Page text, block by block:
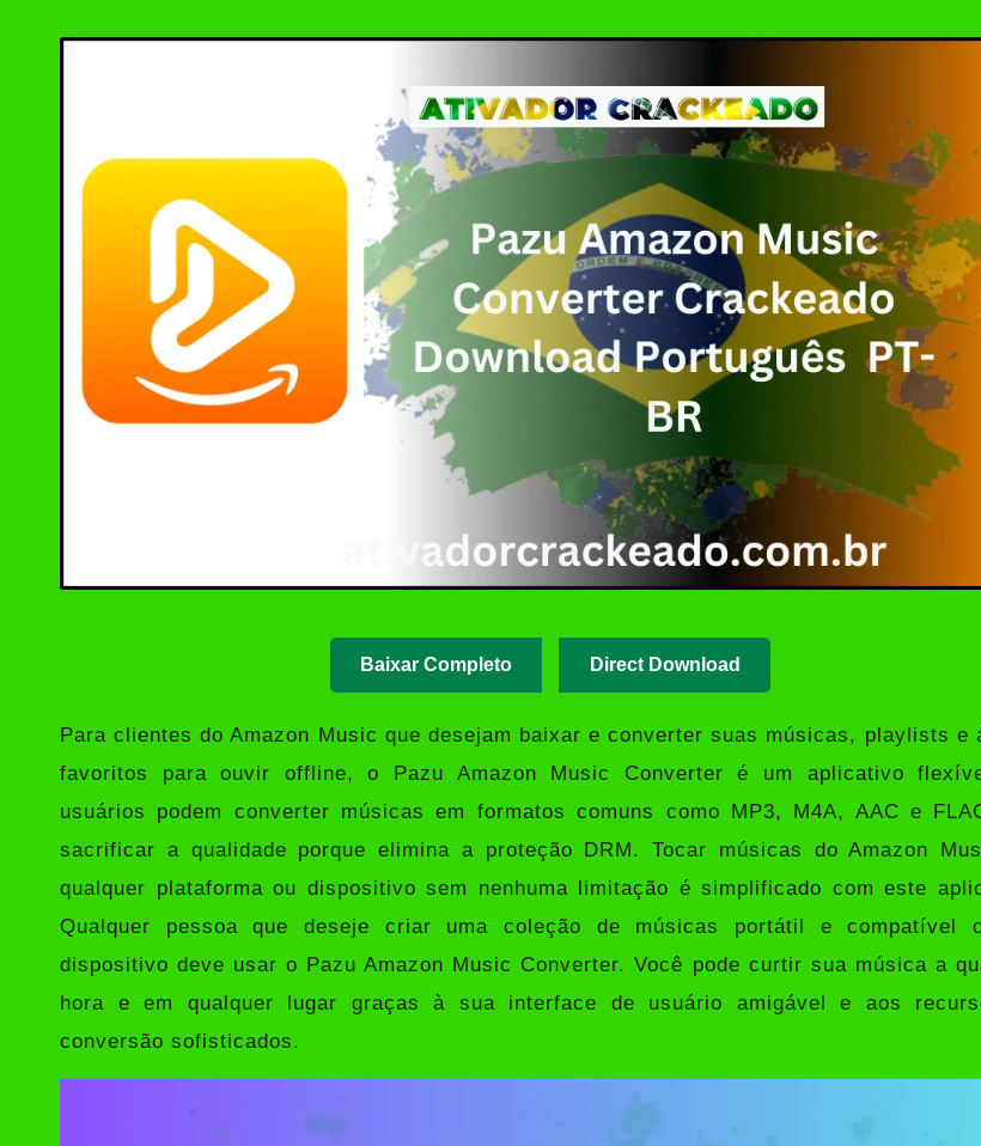
Ashampoo UnInstaller Download Crackeado + Chave de
Ativador Windows 7 Download Grátis: Windows Loader &
Baixar Completo Direct Download
Para clientes do Amazon Music que desejam baixar e converter suas músicas, playlists e
favoritos para ouvir offline, o Pazu Amazon Music Converter é um aplicativo
usuários podem converter músicas em formatos comuns como MP3, M4A, AAC e
sacrificar a qualidade porque elimina a proteção DRM. Tocar músicas do Amazon
qualquer plataforma ou dispositivo sem nenhuma limitação é simplificado com este
Qualquer pessoa que deseje criar uma coleção de músicas portátil e compatível
dispositivo deve usar o Pazu Amazon Music Converter. Você pode curtir sua música a
hora e em qualquer lugar graças à sua interface de usuário amigável e aos
conversão sofisticados.